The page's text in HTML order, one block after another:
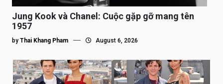
Jung Kook và Chanel: Cuộc gặp gỡ mang tên
1957
by Thai Khang Pham August 6, 2026